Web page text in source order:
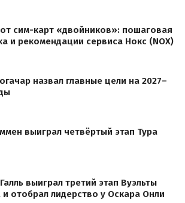
сим-карт «двойников»: пошаговая
и рекомендации сервиса Нокс (NOX)
назвал главные цели на 2027–
выиграл четвёртый этап Тура
выиграл третий этап Вуэльты
и отобрал лидерство у Оскара Онли